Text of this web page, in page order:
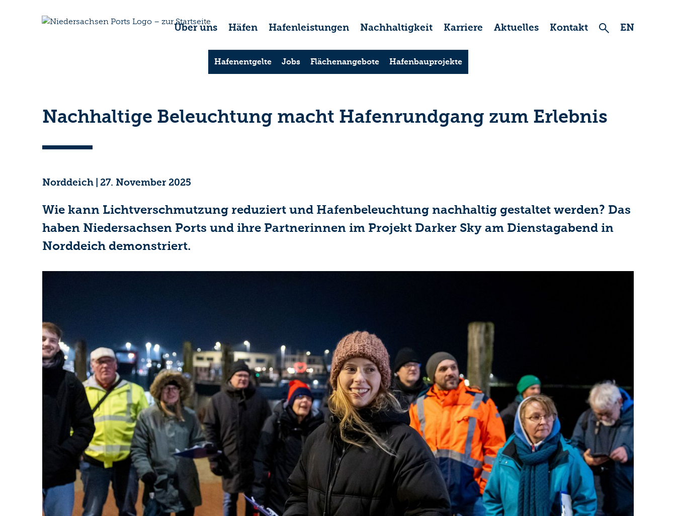
Über uns Häfen Hafenleistungen Nachhaltigkeit Karriere Aktuelles Kontakt EN
Hafenentgelte Jobs Flächenangebote Hafenbauprojekte
Nachhaltige Beleuchtung macht Hafenrundgang zum Erlebnis
Norddeich 27. November 2025
Wie kann Lichtverschmutzung reduziert und Hafenbeleuchtung nachhaltig gestaltet werden? Das
haben Niedersachsen Ports und ihre Partnerinnen im Projekt Darker Sky am Dienstagabend in
Norddeich demonstriert.